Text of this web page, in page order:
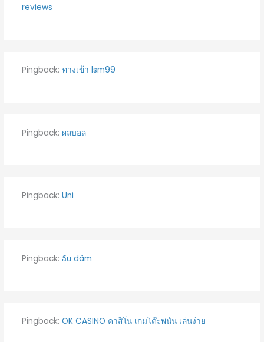
reviews
Pingback: ทางเข้า lsm99
Pingback: ผลบอล
Pingback: Uni
Pingback: ấu dâm
Pingback: OK CASINO คาสิโน เกมโต๊ะพนัน เล่นง่าย